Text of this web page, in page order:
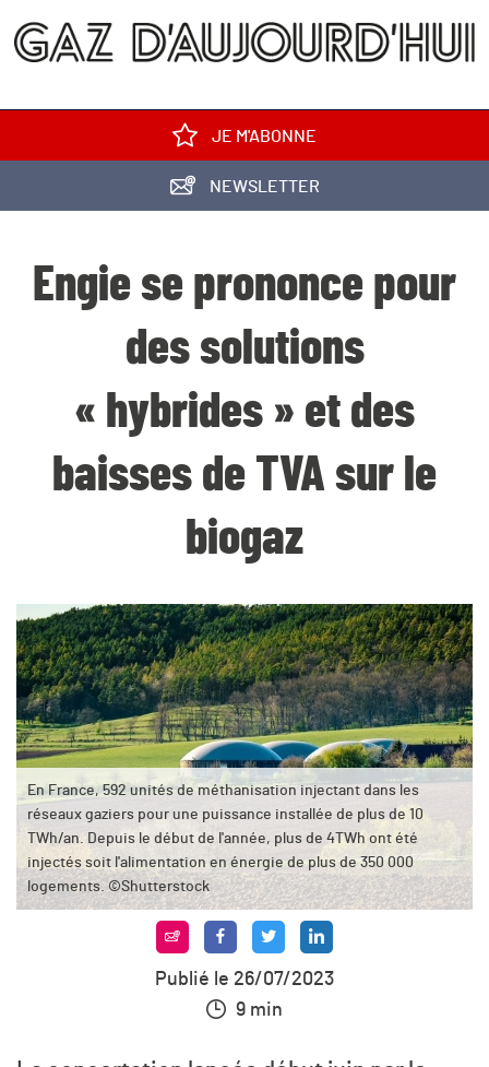
JE M'ABONNE
NEWSLETTER
Engie se prononce pour
des solutions
« hybrides » et des
baisses de TVA sur le
biogaz
En France, 592 unités de méthanisation injectant dans les
réseaux gaziers pour une puissance installée de plus de 10
TWh/an. Depuis le début de l'année, plus de 4TWh ont été
injectés soit l'alimentation en énergie de plus de 350 000
logements. ©Shutterstock
Publié le 26/07/2023
9 min